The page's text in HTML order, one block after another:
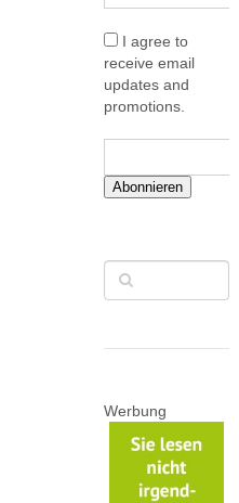
I agree to
receive email
updates and
promotions.
Abonnieren
Werbung